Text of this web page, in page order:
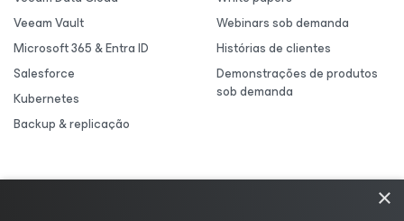
Veeam Vault
Microsoft 365 & Entra ID
Salesforce
Kubernetes
Backup & replicação
Webinars sob demanda
Histórias de clientes
Demonstrações de produtos
sob demanda
×